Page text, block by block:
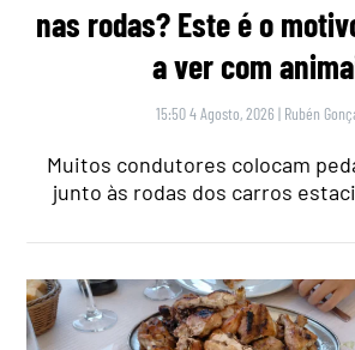
nas rodas? Este é o
a ver com
15:50 4 Agosto, 2026 | Rubén
Muitos condutores colocam
junto às rodas dos carros